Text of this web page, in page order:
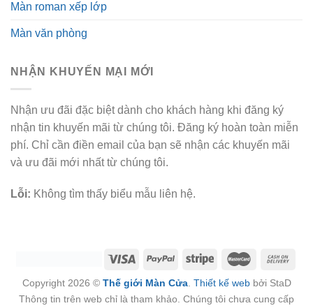
Màn roman xếp lớp
Màn văn phòng
NHẬN KHUYẾN MẠI MỚI
Nhận ưu đãi đặc biệt dành cho khách hàng khi đăng ký
nhận tin khuyến mãi từ chúng tôi. Đăng ký hoàn toàn miễn
phí. Chỉ cần điền email của bạn sẽ nhận các khuyến mãi
và ưu đãi mới nhất từ chúng tôi.
Lỗi: Không tìm thấy biểu mẫu liên hệ.
Copyright 2026 © Thế giới Màn Cửa. Thiết kế webbởi StaD
Thông tin trên web chỉ là tham khảo. Chúng tôi chưa cung cấp